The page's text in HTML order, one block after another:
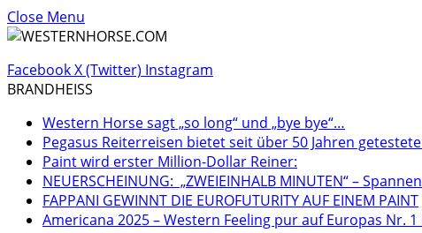
Close Menu
FacebookX (Twitter) Instagram
BRANDHEISS
Western Horse sagt „so long“ und „bye bye“…
Pegasus Reiterreisen bietet seit über 50 Jahren
Paint wird erster Million-Dollar Reiner:
NEUERSCHEINUNG: „ZWEIEINHALB MINUTEN“ –
FAPPANI GEWINNT DIE EUROFUTURITY AUF EINEM PAINT
Americana 2025 – Western Feeling pur auf Europas Nr.